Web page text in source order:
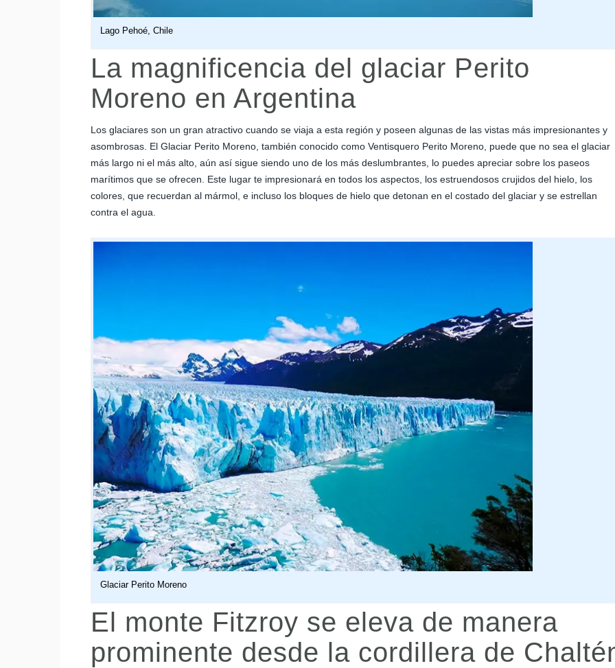
Lago Pehoé, Chile
La magnificencia del glaciar Perito
Moreno en Argentina
Los glaciares son un gran atractivo cuando se viaja a esta región y poseen algunas de las vistas más impresionantes y
asombrosas. El Glaciar Perito Moreno, también conocido como Ventisquero Perito Moreno, puede que no sea el glaciar
más largo ni el más alto, aún así sigue siendo uno de los más deslumbrantes, lo puedes apreciar sobre los paseos
marítimos que se ofrecen. Este lugar te impresionará en todos los aspectos, los estruendosos crujidos del hielo, los
colores, que recuerdan al mármol, e incluso los bloques de hielo que detonan en el costado del glaciar y se estrellan
contra el agua.
Glaciar Perito Moreno
El monte Fitzroy se eleva de manera
prominente desde la cordillera de